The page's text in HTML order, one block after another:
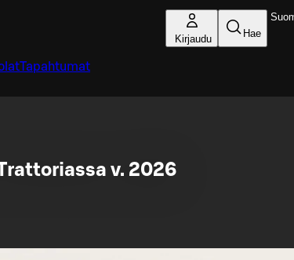
Kirjaudu Hae
Tapahtumat
v. 2026